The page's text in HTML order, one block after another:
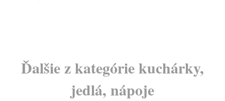
Ďalšie z kategórie kuchárky,
jedlá, nápoje